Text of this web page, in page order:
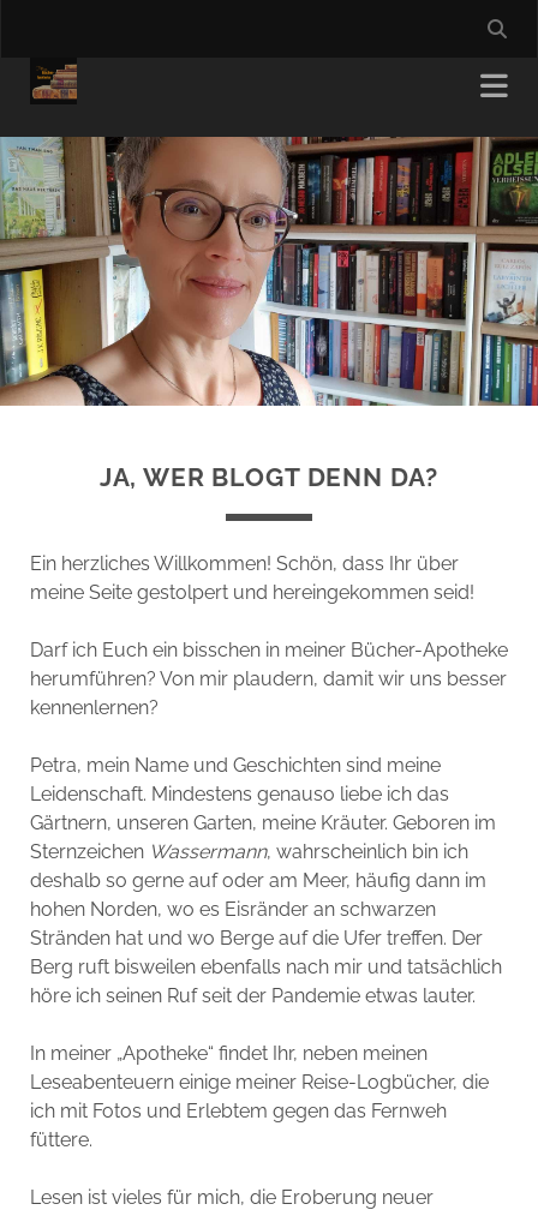
JA, WER BLOGT DENN DA?
Ein herzliches Willkommen! Schön, dass Ihr über
meine Seite gestolpert und hereingekommen seid!
Darf ich Euch ein bisschen in meiner Bücher-Apotheke
herumführen? Von mir plaudern, damit wir uns besser
kennenlernen?
Petra, mein Name und Geschichten sind meine
Leidenschaft. Mindestens genauso liebe ich das
Gärtnern, unseren Garten, meine Kräuter. Geboren im
Sternzeichen Wassermann, wahrscheinlich bin ich
deshalb so gerne auf oder am Meer, häufig dann im
hohen Norden, wo es Eisränder an schwarzen
Stränden hat und wo Berge auf die Ufer treffen. Der
Berg ruft bisweilen ebenfalls nach mir und tatsächlich
höre ich seinen Ruf seit der Pandemie etwas lauter.
In meiner „Apotheke“ findet Ihr, neben meinen
Leseabenteuern einige meiner Reise-Logbücher, die
ich mit Fotos und Erlebtem gegen das Fernweh
füttere.
Lesen ist vieles für mich, die Eroberung neuer